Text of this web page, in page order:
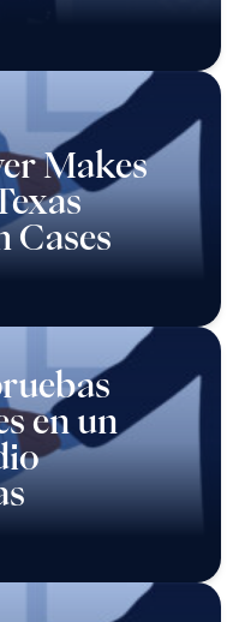
Makes
Cases
en un